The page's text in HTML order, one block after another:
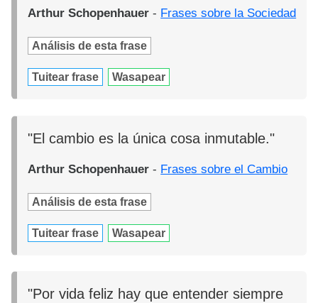
Arthur Schopenhauer - Frases sobre la Sociedad
Análisis de esta frase
Tuitear frase Wasapear
"El cambio es la única cosa inmutable."
Arthur Schopenhauer - Frases sobre el Cambio
Análisis de esta frase
Tuitear frase Wasapear
"Por vida feliz hay que entender siempre